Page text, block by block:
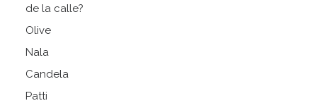
de la calle?
Olive
Nala
Candela
Patti